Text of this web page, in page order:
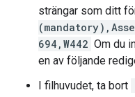
strängar som ditt
694,W442 Om du
en av följande
I filhuvudet, ta bort